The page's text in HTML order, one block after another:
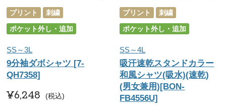
プリント
刺繍
ポケット外し・追加
SS～3L
9分袖ダボシャツ [7-
QH7358]
¥6,248 税込
プリント
刺繍
ポケット外し・追加
SS～4L
吸汗速乾スタンドカラー
和風シャツ(吸水)(速乾)
(男女兼用)[BON-
FB4556U]